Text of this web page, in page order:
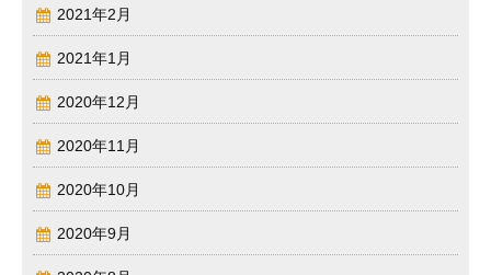
2021年2月
2021年1月
2020年12月
2020年11月
2020年10月
2020年9月